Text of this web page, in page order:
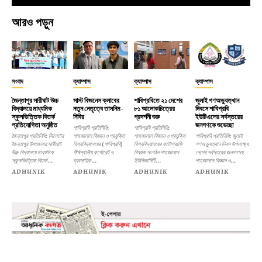
আরও পড়ুন
সংবাদ
জৈন্তাপুর সারীঘাট উচ্চ
বিদ্যালয়ে মাধ্যমিক
স্কুলভিত্তিক বিতর্ক
প্রতিযোগিতা অনুষ্ঠিত
জৈন্তাপুর প্রতিনিধি: সিলেটের
জৈন্তাপুর উপজেলার সারীঘাট
উচ্চ বিদ্যালয়ে মাধ্যমিক
স্কুলভিত্তিক বিতর্ক...
ADHUNIK
ক্যাম্পাস
সাস্ট বিজনেস ক্লাবের
নতুন নেতৃত্বে তাসনিম-
নিবির
শাবিপ্রবি প্রতিনিধি:
শাহজালাল বিজ্ঞান ও প্রযুক্তি
বিশ্ববিদ্যালয়ের (শাবিপ্রবি)
শীর্ষস্থানীয় কর্পোরেট ও
ব্যবসায়িক...
ADHUNIK
ক্যাম্পাস
শাবিপ্রবিতে ২১ দেশের
৮১ আলোকচিত্রের
প্রদর্শনী শুরু
শাবিপ্রবি প্রতিনিধি:
শাহজালাল বিজ্ঞান ও প্রযুক্তি
বিশ্ববিদ্যালয়ের ফটোগ্রাফি
বিষয়ক সংগঠন শাহজালাল
ইউনিভার্সিটি...
ADHUNIK
ক্যাম্পাস
জুলাই গণঅভ্যুত্থান
দিবসে শাবিপ্রবি
ইউটিএলের সর্বস্তরের
জনগণকে শুভেচ্ছা
শাবিপ্রবি প্রতিনিধি: জুলাই
গণঅভ্যুত্থান দিবস উপলক্ষ্যে
দেশের সর্বস্তরের জনগণসহ
শাহজালাল বিজ্ঞান ও...
ADHUNIK